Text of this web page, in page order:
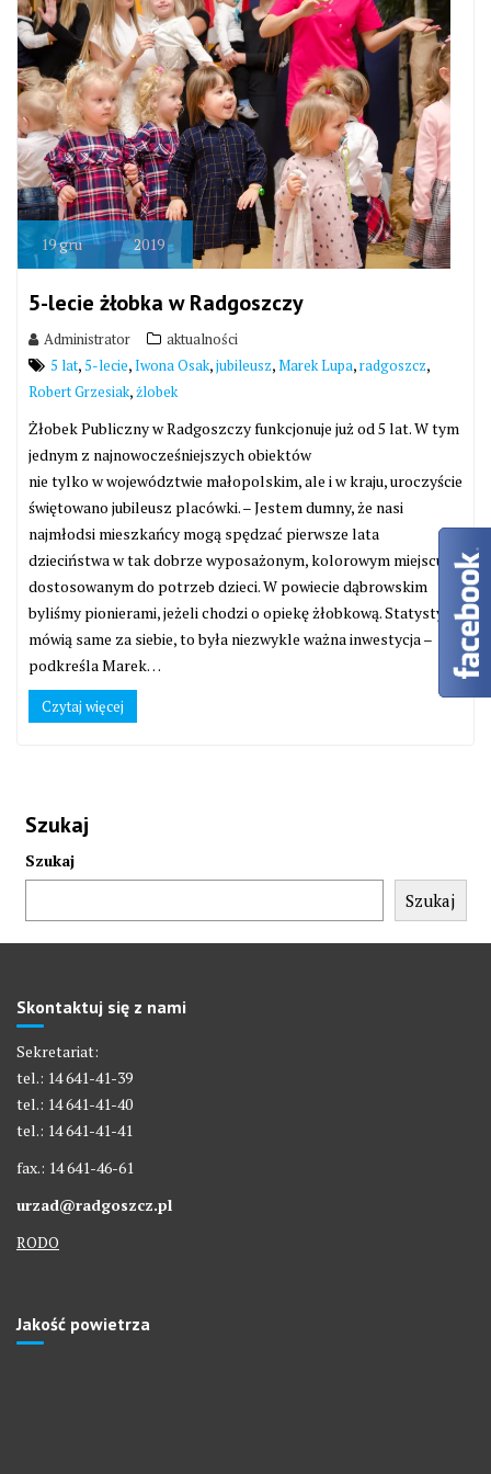
19gru 2019
5-lecie żłobka w Radgoszczy
Administrator
aktualności
5 lat,5-lecie,Iwona Osak,jubileusz,Marek Lupa,radgoszcz,
Robert Grzesiak,żlobek
Żłobek Publiczny w Radgoszczy funkcjonuje już od 5 lat. W tym
jednym z najnowocześniejszych obiektów
nie tylko w województwie małopolskim, ale i w kraju, uroczyście
świętowano jubileusz placówki. – Jestem dumny, że nasi
najmłodsi mieszkańcy mogą spędzać pierwsze lata
dzieciństwa w tak dobrze wyposażonym, kolorowym miejscu,
dostosowanym do potrzeb dzieci. W powiecie dąbrowskim
byliśmy pionierami, jeżeli chodzi o opiekę żłobkową. Statystyki
mówią same za siebie, to była niezwykle ważna inwestycja –
podkreśla Marek…
Czytaj więcej
Szukaj
Szukaj
Szukaj
Skontaktuj się z nami
Sekretariat:
tel.: 14 641-41-39
tel.: 14 641-41-40
tel.: 14 641-41-41
fax.: 14 641-46-61
urzad@radgoszcz.pl
RODO
Jakość powietrza